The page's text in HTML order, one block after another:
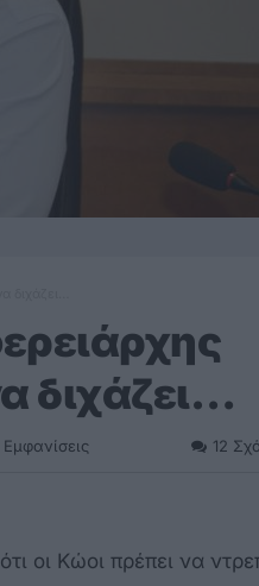
διχάζει…
Εμφανίσεις 12
οι Κώοι πρέπει να